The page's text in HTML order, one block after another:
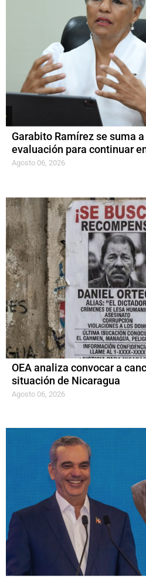
Garabito Ramírez se suma
evaluación para continuar
Agosto 06, 2026
OEA analiza convocar a
situación de Nicaragua
Agosto 06, 2026